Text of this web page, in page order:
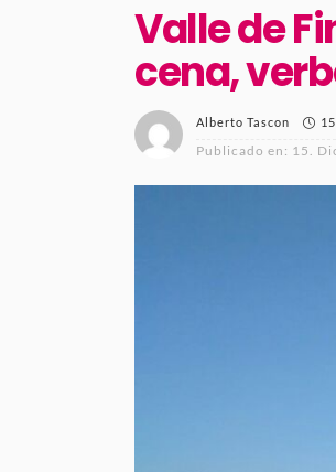
Valle de
cena,
Alberto Tascon
Publicado en: 15.